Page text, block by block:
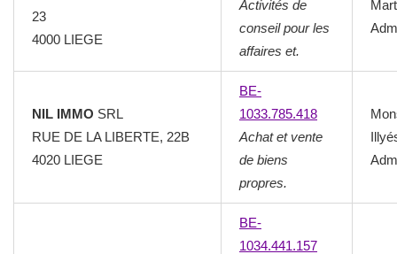
23
4000 LIEGE
Activités de
conseil pour les
affaires et.
NIL IMMO SRL
RUE DE LA LIBERTE, 22B
4020 LIEGE
BE-
1033.785.418
Achat et vente
de biens
propres.
BE-
1034.441.157